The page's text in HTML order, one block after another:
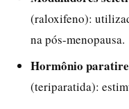
(raloxifeno):
na pós-menopausa.
Hormônio
(teriparatida):